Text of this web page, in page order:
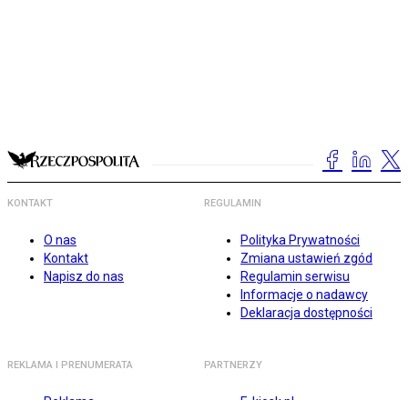
KONTAKT
O nas
Kontakt
Napisz do nas
REGULAMIN
Polityka Prywatności
Zmiana ustawień zgód
Regulamin serwisu
Informacje o nadawcy
Deklaracja dostępności
REKLAMA I PRENUMERATA PARTNERZY